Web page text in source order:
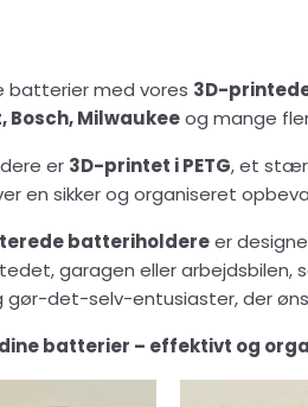
batterier med vores 3D-
Bosch, Milwaukeeog mange
er 3D-printet i PETG, et
en sikker og organiseret
batteriholdereer
garagen eller arbejdsbilen,
det-selv-entusiaster, der
batterier – effektivt og